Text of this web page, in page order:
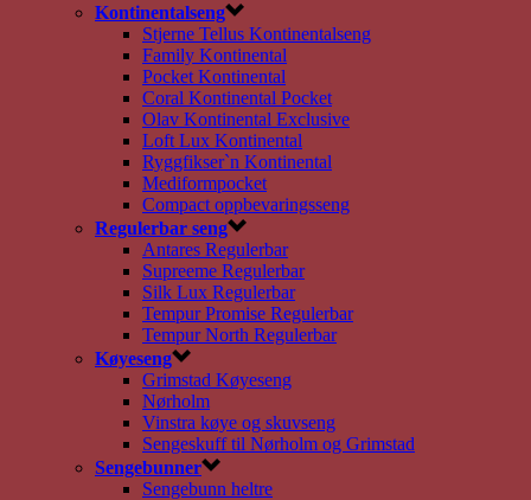
Kontinentalseng
Stjerne Tellus Kontinentalseng
Family Kontinental
Pocket Kontinental
Coral Kontinental Pocket
Olav Kontinental Exclusive
Loft Lux Kontinental
Ryggfikser`n Kontinental
Mediformpocket
Compact oppbevaringsseng
Regulerbar seng
Antares Regulerbar
Supreeme Regulerbar
Silk Lux Regulerbar
Tempur Promise Regulerbar
Tempur North Regulerbar
Køyeseng
Grimstad Køyeseng
Nørholm
Vinstra køye og skuvseng
Sengeskuff til Nørholm og Grimstad
Sengebunner
Sengebunn heltre